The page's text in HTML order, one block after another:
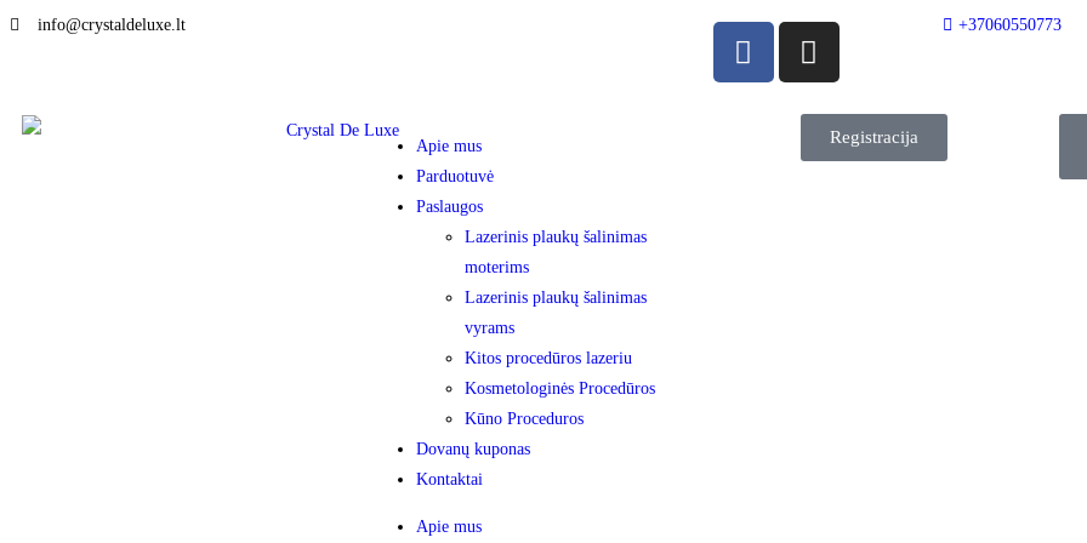
info@crystaldeluxe.lt +37060550773
Apie mus
Parduotuvė
Paslaugos
Lazerinis plaukų šalinimas
moterims
Lazerinis plaukų šalinimas
vyrams
Kitos procedūros lazeriu
Kosmetologinės Procedūros
Kūno Proceduros
Dovanų kuponas
Kontaktai
Apie mus
Registracija